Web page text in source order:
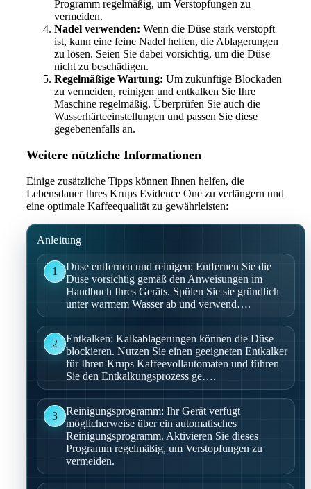
Programm regelmäßig, um Verstopfungen zu
vermeiden.
Nadel verwenden: Wenn die Düse stark verstopft
ist, kann eine feine Nadel helfen, die Ablagerungen
zu lösen. Seien Sie dabei vorsichtig, um die Düse
nicht zu beschädigen.
Regelmäßige Wartung: Um zukünftige Blockaden
zu vermeiden, reinigen und entkalken Sie Ihre
Maschine regelmäßig. Überprüfen Sie auch die
Wasserhärteeinstellungen und passen Sie diese
gegebenenfalls an.
Weitere nützliche Informationen
Einige zusätzliche Tipps können Ihnen helfen, die
Lebensdauer Ihres Krups Evidence One zu verlängern und
eine optimale Kaffeequalität zu gewährleisten:
Anleitung
1
Düse entfernen und reinigen: Entfernen Sie die
Düse vorsichtig gemäß den Anweisungen im
Handbuch Ihres Geräts. Spülen Sie sie gründlich
unter warmem Wasser ab und verwend….
2
Entkalken: Kalkablagerungen können die Düse
blockieren. Nutzen Sie einen geeigneten Entkalker
für Ihren Krups Kaffeevollautomaten und führen
Sie den Entkalkungsprozess ge….
3
Reinigungsprogramm: Ihr Gerät verfügt
möglicherweise über ein automatisches
Reinigungsprogramm. Aktivieren Sie dieses
Programm regelmäßig, um Verstopfungen zu
vermeiden.